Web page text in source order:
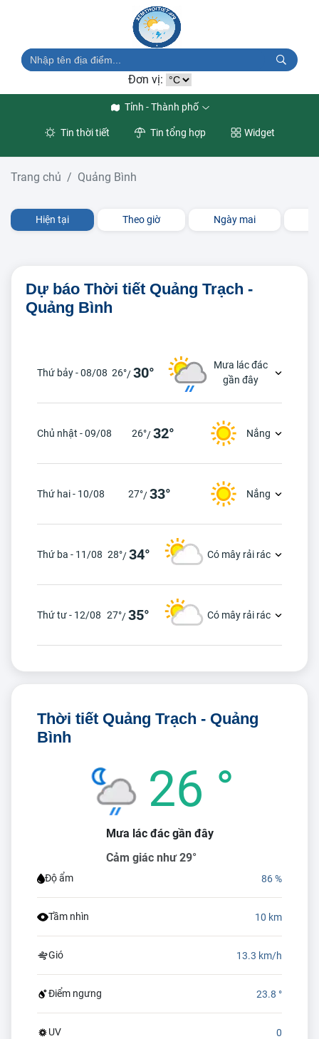
Đơn vị:
Tỉnh - Thành phố
Tin thời tiết Tin tổng hợp Widget
Trang chủ Quảng Bình
Hiện tại Theo giờ Ngày mai
Dự báo Thời tiết Quảng Trạch -
Quảng Bình
Thứ bảy - 08/08 26°/30°
Mưa lác đác
gần đây
Chủ nhật - 09/08 26°/32° Nắng
Thứ hai - 10/08 27°/33° Nắng
Thứ ba - 11/08 28°/34° Có mây rải rác
Thứ tư - 12/08 27°/35° Có mây rải rác
Thời tiết Quảng Trạch - Quảng
Bình
26 °
Mưa lác đác gần đây
Cảm giác như 29°
Độ ẩm 86 %
Tầm nhìn 10 km
Gió 13.3 km/h
Điểm ngưng 23.8 °
UV 0